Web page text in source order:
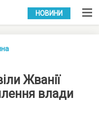
УКР РУС
НОВИНИ
Жванії
влади